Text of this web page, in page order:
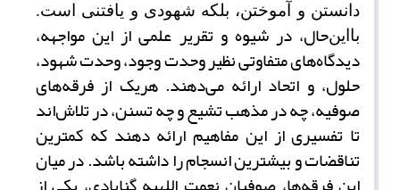
دانستن و آموختن، بلکه شهودی و یافتنی است.
بااینحال، در شیوه و تقریر علمی از این مواجهه،
دیدگاه‌های متفاوتی نظیر وحدت وجود، وحدت شهود،
حلول، و اتحاد ارائه می‌دهند. هریک از فرقه‌های
صوفیه، چه در مذهب تشیع و چه تسنن، در تلاش‌اند
تا تفسیری از این مفاهیم ارائه دهند که کمترین
تناقضات و بیشترین انسجام را داشته باشد. در میان